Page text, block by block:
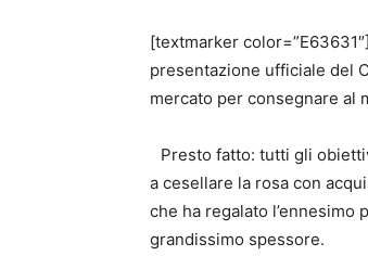
[textmarker
presentazione ufficiale del
mercato per consegnare al
Presto fatto: tutti gli
a cesellare la rosa con
che ha regalato
grandissimo spessore.